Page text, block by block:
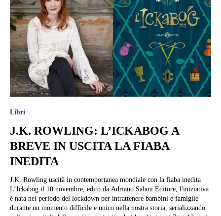
Libri
J.K. ROWLING: L’ICKABOG A
BREVE IN USCITA LA FIABA
INEDITA
J.K. Rowling uscità in contemportanea mondiale con la fiaba inedita
L’Ickabog il 10 novembre, edito da Adriano Salani Editore, l'iniziativa
è nata nel periodo del lockdown per intrattenere bambini e famiglie
durante un momento difficile e unico nella nostra storia, serializzando